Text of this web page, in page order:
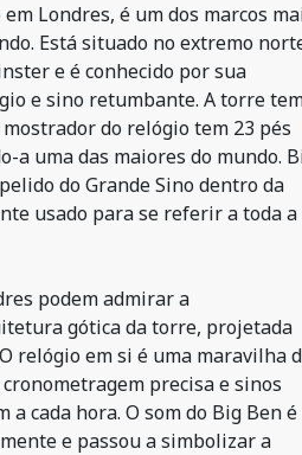
Londres, é um dos marcos
Está situado no extremo
e é conhecido por sua
e sino retumbante. A torre
do relógio tem 23 pés
a uma das maiores do mundo.
do Grande Sino dentro da
usado para se referir a toda a
podem admirar a
gótica da torre, projetada
relógio em si é uma maravilha
precisa e sinos
a cada hora. O som do Big Ben é
e passou a simbolizar a